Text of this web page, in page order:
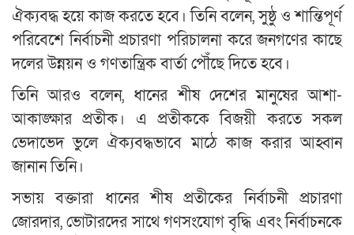
ঐক্যবদ্ধ হয়ে কাজ করতে হবে। তিনি বলেন, সুষ্ঠু ও শান্তিপূর্ণ
পরিবেশে নির্বাচনী প্রচারণা পরিচালনা করে জনগণের কাছে
দলের উন্নয়ন ও গণতান্ত্রিক বার্তা পৌঁছে দিতে হবে।
তিনি আরও বলেন, ধানের শীষ দেশের মানুষের আশা-
আকাঙ্ক্ষার প্রতীক। এ প্রতীককে বিজয়ী করতে সকল
ভেদাভেদ ভুলে ঐক্যবদ্ধভাবে মাঠে কাজ করার আহ্বান
জানান তিনি।
সভায় বক্তারা ধানের শীষ প্রতীকের নির্বাচনী প্রচারণা
জোরদার, ভোটারদের সাথে গণসংযোগ বৃদ্ধি এবং নির্বাচনকে